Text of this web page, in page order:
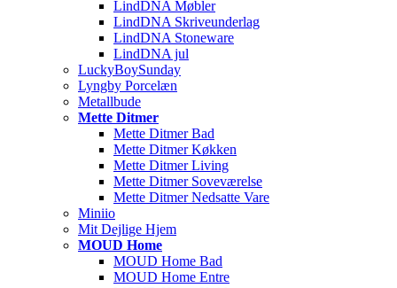
LindDNA Møbler
LindDNA Skriveunderlag
LindDNA Stoneware
LindDNA jul
LuckyBoySunday
Lyngby Porcelæn
Metallbude
Mette Ditmer
Mette Ditmer Bad
Mette Ditmer Køkken
Mette Ditmer Living
Mette Ditmer Soveværelse
Mette Ditmer Nedsatte Vare
Miniio
Mit Dejlige Hjem
MOUD Home
MOUD Home Bad
MOUD Home Entre